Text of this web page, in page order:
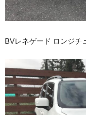
BVレネゲード ロンジチ